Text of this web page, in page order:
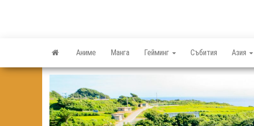
Аниме Манга Гейминг Събития Азия